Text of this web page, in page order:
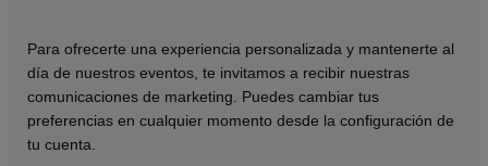
Para ofrecerte una experiencia personalizada y mantenerte al
día de nuestros eventos, te invitamos a recibir nuestras
comunicaciones de marketing. Puedes cambiar tus
preferencias en cualquier momento desde la configuración de
tu cuenta.